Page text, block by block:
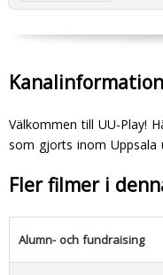
Kanalinformation
Välkommen till UU-Play!
som gjorts inom Uppsala
Fler filmer i
Alumn- och fundraising